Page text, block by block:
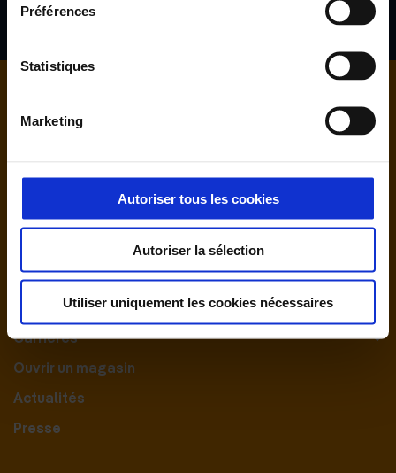
Préférences
Statistiques
Marketing
Autoriser tous les cookies
Autoriser la sélection
Utiliser uniquement les cookies nécessaires
Nous contacter
Le Groupement
Nos engagements
Carrières
Ouvrir un magasin
Actualités
Presse